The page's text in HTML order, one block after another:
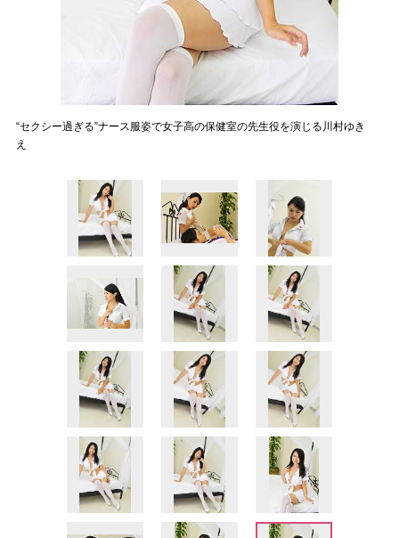
“セクシー過ぎる”ナース服姿で女子高の保健室の先生役を演じる川村ゆき
え